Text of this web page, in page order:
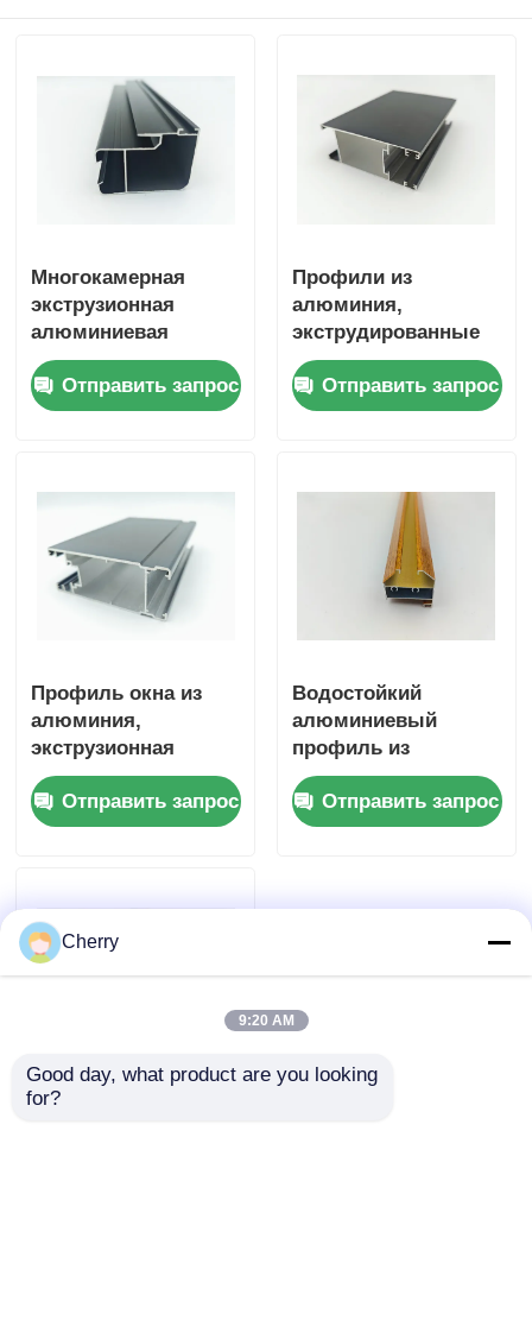
Многокамерная
экструзионная
алюминиевая
электронная
оболочка для
электронных
Отправить запрос
Профили из
алюминия,
экструдированные
для оконных окон, с
покрытием в
порошке, с складной
профиль
Отправить запрос
Профиль окна из
алюминия,
экструзионная
резьба по длине
Отправить запрос
Водостойкий
алюминиевый
профиль из
древесного зерна
серии 6000 для окон
и дверей
Отправить запрос
Размерные
Cherry
9:20 AM
Good day, what product are you looking
for?